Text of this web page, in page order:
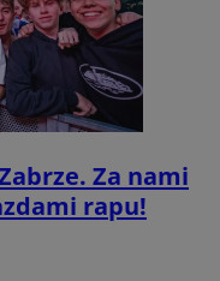
Za nami
rapu!